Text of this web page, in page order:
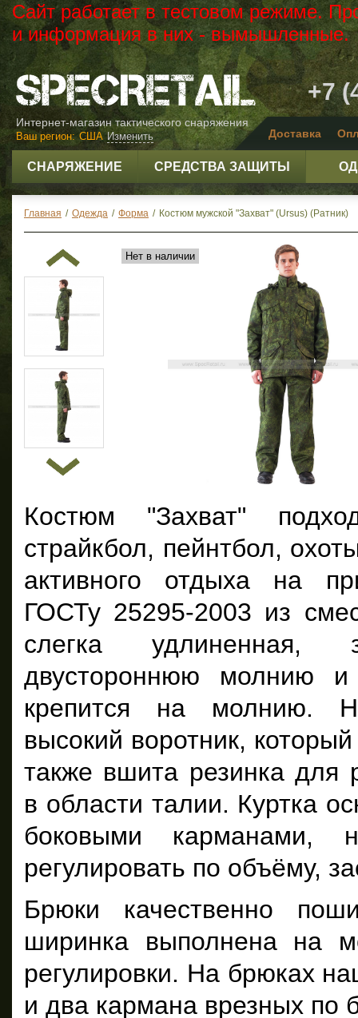
Сайт работает в тестовом режиме.
и информация в них - вымышленные.
Интернет-магазин тактического снаряжения
+7
Доставка
Изменить
Ваш регион: США
СНАРЯЖЕНИЕ СРЕДСТВА ЗАЩИТЫ
Главная / Одежда / Форма / Костюм мужской "Захват" (Ursus) (Ратник)
Нет в наличии
Костюм "Захват"
страйкбол, пейнтбол,
активного отдыха на
ГОСТу 25295-2003 из
слегка удлиненная,
двустороннюю молнию
крепится на молнию.
высокий воротник,
также вшита резинка для
в области талии. Куртка
боковыми карманами,
регулировать по объёму,
Брюки качественно
ширинка выполнена на
регулировки. На брюках
и два кармана врезных по